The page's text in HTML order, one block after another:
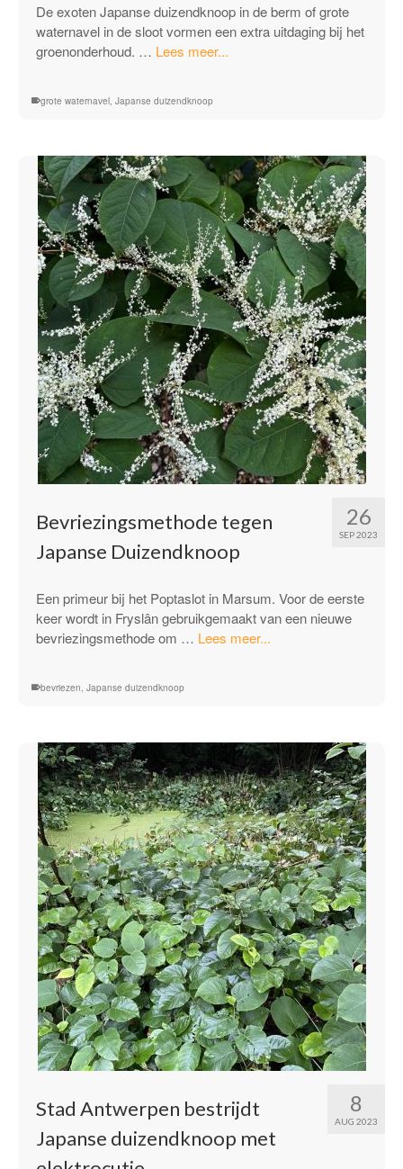
De exoten Japanse duizendknoop in de berm of grote
waternavel in de sloot vormen een extra uitdaging bij het
groenonderhoud. … Lees meer...
grote
waternavel
te
bestrijden”
grote waternavel, Japanse duizendknoop
26
SEP 2023
Bevriezingsmethode tegen
Japanse Duizendknoop
Een primeur bij het Poptaslot in Marsum. Voor de eerste
keer wordt in Fryslân gebruikgemaakt van een nieuwe
bevriezingsmethode om … Lees meer...
bevriezen, Japanse duizendknoop
8
AUG 2023
Stad Antwerpen bestrijdt
Japanse duizendknoop met